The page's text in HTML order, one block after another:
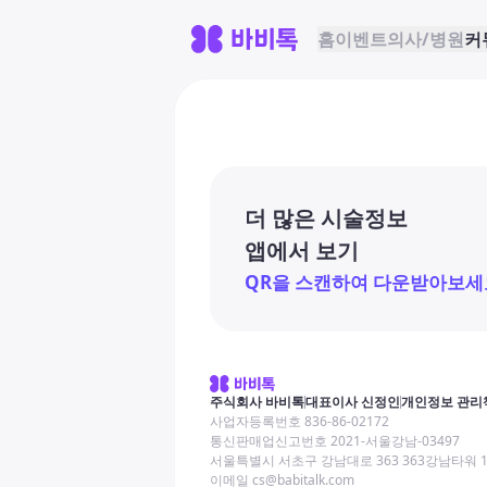
홈이벤트의사/병원커
더 많은 시술정보
앱에서 보기
QR을 스캔하여 다운받아보세
주식회사 바비톡대표이사 신정인개인정보 관리
사업자등록번호 836-86-02172
통신판매업신고번호 2021-서울강남-03497
서울특별시 서초구 강남대로 363 363강남타워
이메일 cs@babitalk.com